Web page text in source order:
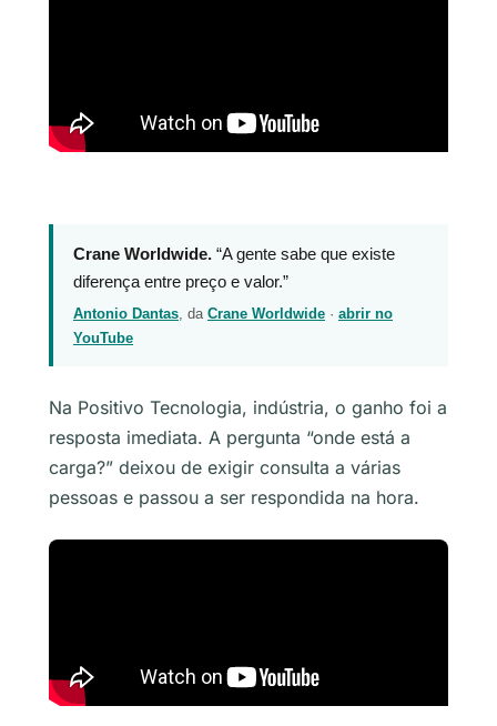
Crane Worldwide. “A gente sabe que existe
diferença entre preço e valor.”
Antonio Dantas , da Crane Worldwide · abrir no
YouTube
Na Positivo Tecnologia, indústria, o ganho foi a
resposta imediata. A pergunta “onde está a
carga?” deixou de exigir consulta a várias
pessoas e passou a ser respondida na hora.